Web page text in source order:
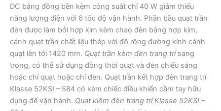
DC bằng đồng bền kèm công suất chỉ 40 W giảm thiểu
năng lượng điện với 6 tốc độ vận hành. Phần bầu quạt trần
đèn được làm bởi hợp kim kèm chao đèn bằng hợp kim,
cánh quạt trần chất liệu thép với độ rộng đường kính cánh
quạt lên tới 1420 mm. Quạt trần kèm đèn trang trísang
trọng, có thể sử dụng đồng thời quạt và đèn chiếu sáng
hoặc chỉ quạt hoặc chỉ đèn. Quạt trần kết hợp đèn trang trí
Klasse 52KSI – 584 có kèm chiếc điều khiển cầm tay hữu
dụng để vận hành. Quạt kiêm đèn trang trí Klasse 52KSI –